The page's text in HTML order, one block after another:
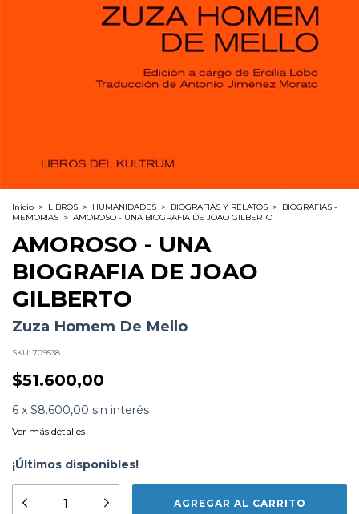
Inicio > LIBROS > HUMANIDADES > BIOGRAFIAS Y RELATOS > BIOGRAFIAS -
MEMORIAS > AMOROSO - UNA BIOGRAFIA DE JOAO GILBERTO
AMOROSO - UNA
BIOGRAFIA DE JOAO
GILBERTO
Zuza Homem De Mello
SKU: 709538
$51.600,00
6 x $8.600,00 sin interés
Ver más detalles
¡Últimos disponibles!
Formato:LIBROS
Editorial:
Kultrum
Encuadernación:
Tapa Blanda